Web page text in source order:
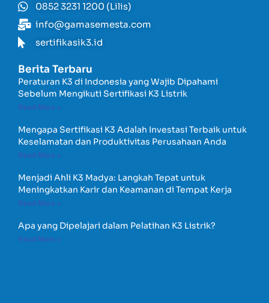
0852 3231 1200 (Lilis)
info@gamasemesta.com
sertifikasik3.id
Berita Terbaru
Peraturan K3 di Indonesia yang Wajib Dipahami
Sebelum Mengikuti Sertifikasi K3 Listrik
Read More »
Mengapa Sertifikasi K3 Adalah Investasi Terbaik untuk
Keselamatan dan Produktivitas Perusahaan Anda
Read More »
Menjadi Ahli K3 Madya: Langkah Tepat untuk
Meningkatkan Karir dan Keamanan di Tempat Kerja
Read More »
Apa yang Dipelajari dalam Pelatihan K3 Listrik?
Read More »